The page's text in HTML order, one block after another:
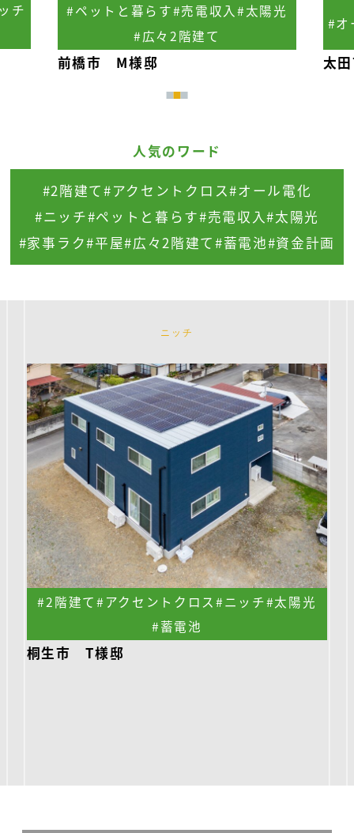
チ #ペットと暮らす#売電収入#太陽光
#広々2階建て
前橋市 M様邸
#オ
太
人気のワード
#2階建て#アクセントクロス#オール電化
#ニッチ#ペットと暮らす#売電収入#太陽光
#家事ラク#平屋#広々2階建て#蓄電池#資金計画
ニッチ
#2階建て#アクセントクロス#ニッチ#太陽光
#蓄電池
桐生市 T様邸